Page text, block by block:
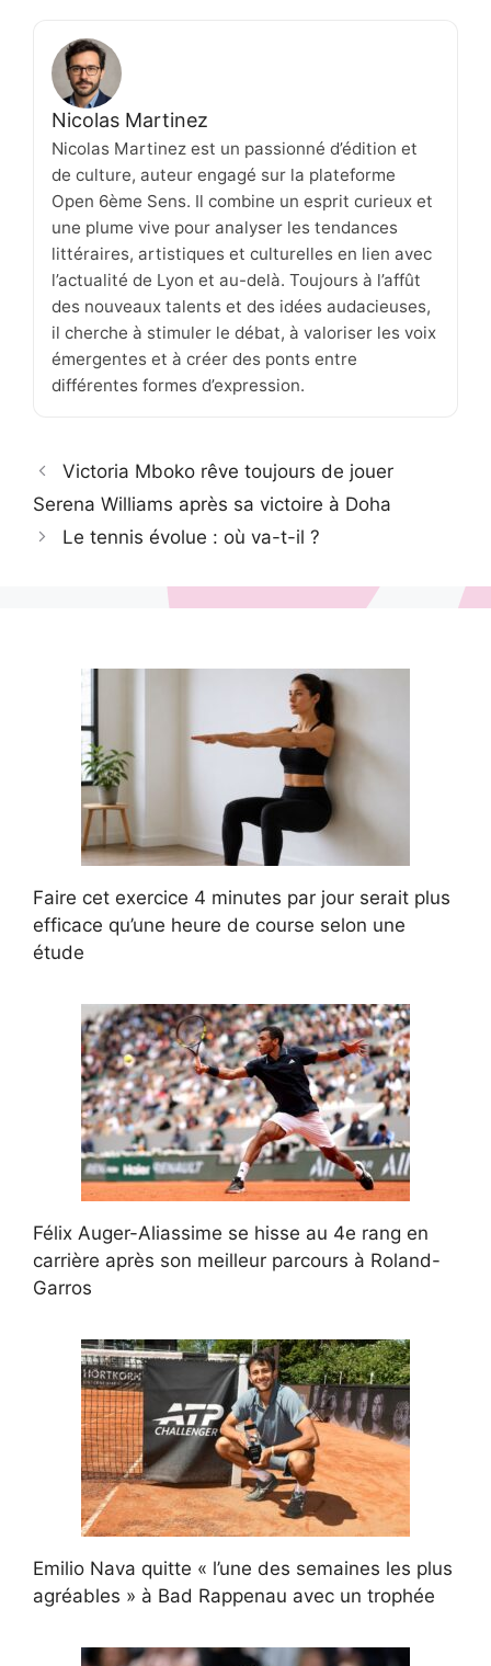
Nicolas Martinez
Nicolas Martinez est un passionné d’édition et
de culture, auteur engagé sur la plateforme
Open 6ème Sens. Il combine un esprit curieux et
une plume vive pour analyser les tendances
littéraires, artistiques et culturelles en lien avec
l’actualité de Lyon et au-delà. Toujours à l’affût
des nouveaux talents et des idées audacieuses,
il cherche à stimuler le débat, à valoriser les voix
émergentes et à créer des ponts entre
différentes formes d’expression.
Victoria Mboko rêve toujours de jouer
Serena Williams après sa victoire à Doha
Le tennis évolue : où va-t-il ?
Faire cet exercice 4 minutes par jour serait plus
efficace qu’une heure de course selon une
étude
Félix Auger-Aliassime se hisse au 4e rang en
carrière après son meilleur parcours à Roland-
Garros
Emilio Nava quitte « l’une des semaines les plus
agréables » à Bad Rappenau avec un trophée